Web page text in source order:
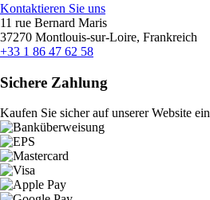
Kontaktieren Sie uns
11 rue Bernard Maris
37270 Montlouis-sur-Loire, Frankreich
+33 1 86 47 62 58
Sichere Zahlung
Kaufen Sie sicher auf unserer Website ein